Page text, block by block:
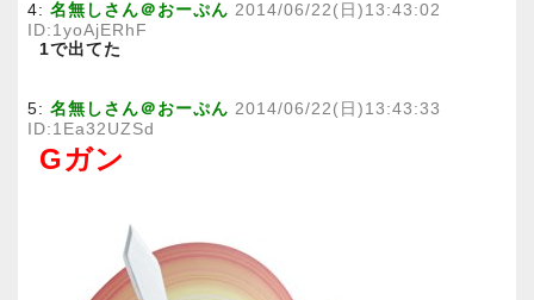
4: 名無しさん＠おーぷん 2014/06/22(日)13:43:02
ID:1yoAjERhF
1で出てた
5: 名無しさん＠おーぷん 2014/06/22(日)13:43:33
ID:1Ea32UZSd
Gガン